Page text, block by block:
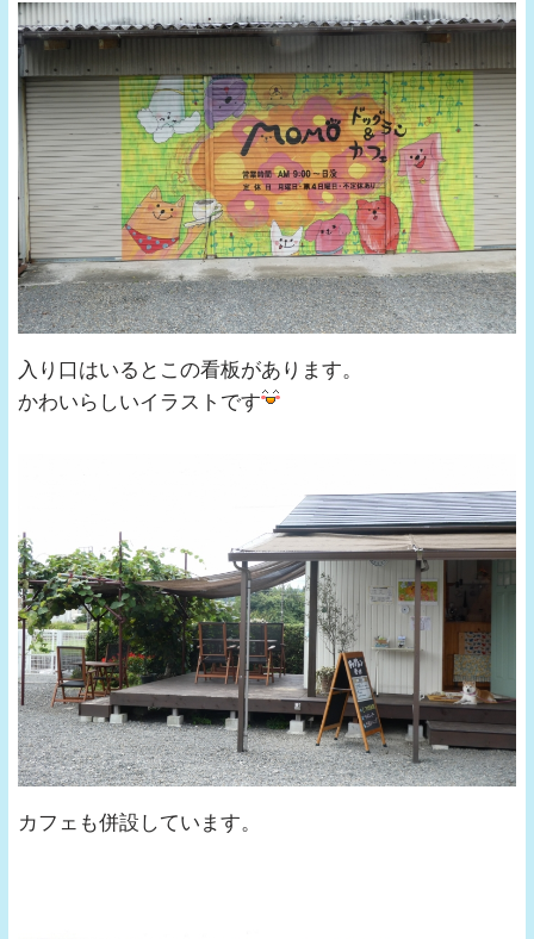
入り口はいるとこの看板があります。
かわいらしいイラストです
カフェも併設しています。